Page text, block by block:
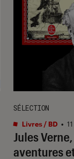
Jules
aventures
SÉLECTION
Livres / BD •